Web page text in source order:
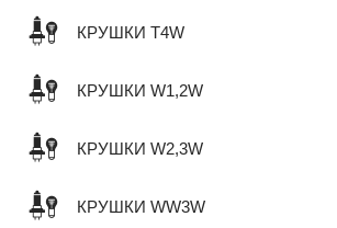
КРУШКИ T4W
КРУШКИ W1,2W
КРУШКИ W2,3W
КРУШКИ WW3W